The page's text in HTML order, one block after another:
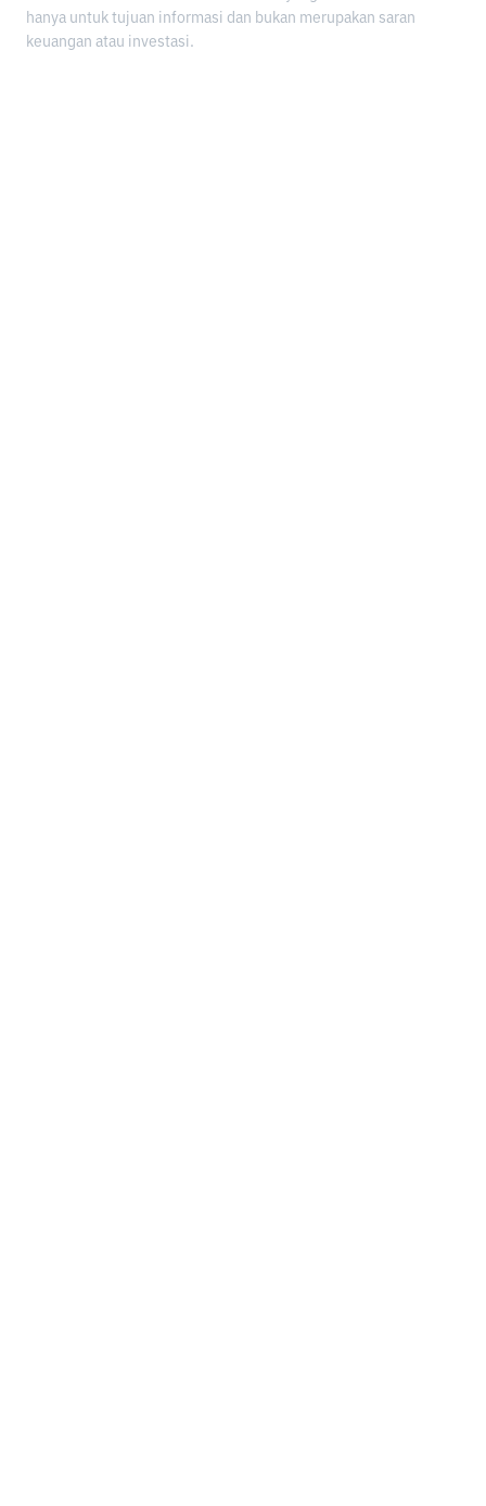
hanya untuk tujuan informasi dan bukan merupakan saran
keuangan atau investasi.